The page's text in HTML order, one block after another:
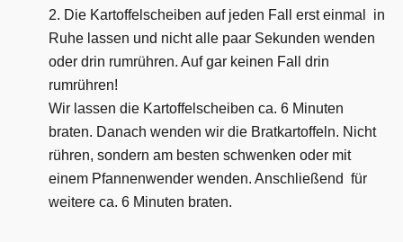
2. Die Kartoffelscheiben auf jeden Fall erst einmal in
Ruhe lassen und nicht alle paar Sekunden wenden
oder drin rumrühren. Auf gar keinen Fall drin
rumrühren!
Wir lassen die Kartoffelscheiben ca. 6 Minuten
braten. Danach wenden wir die Bratkartoffeln. Nicht
rühren, sondern am besten schwenken oder mit
einem Pfannenwender wenden. Anschließend für
weitere ca. 6 Minuten braten.